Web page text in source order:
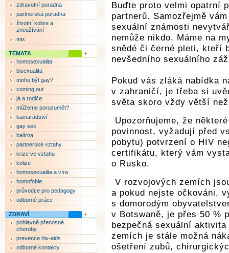
Buďte proto velmi opatrní
partnerů. Samozřejmě
sexuální známosti
nemůže nikdo. Máme na
snědé či černé pleti, kteří
nevšedního sexuálního
Pokud vás zláká nabídka
v zahraničí, je třeba si
světa skoro vždy větší
Upozorňujeme, že
povinnost, vyžadují před
pobytu) potvrzení o HIV
certifikátu, který vám
o Rusko.
V rozvojových zemích
a pokud nejste očkováni,
s domorodým
v Botswaně, je přes 50 %
bezpečná sexuální
zemích je stále možná
ošetření zubů,
zdravotní poradna
partnerská poradna
životní kolize a
zneužívání
mix
TÉMATA
homosexualita
bisexualita
mohu být gay?
coming out
já a rodiče
můžeme porozumět?
kamarádství
gay sex
balírna
partnerské vztahy
krize ve vztahu
kolize
homosexualita a víra
homofobie
průvodce pro pedagogy
odborné práce
ZDRAVÍ
pohlavně přenosné
choroby
prevence hiv-aids
odborné kontakty